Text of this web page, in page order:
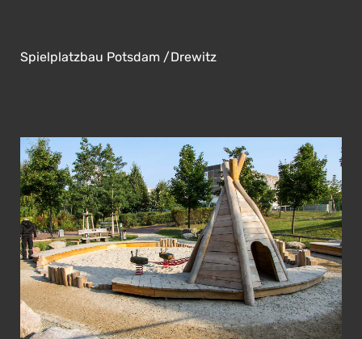
Spielplatzbau Potsdam /Drewitz
View Fullscreen